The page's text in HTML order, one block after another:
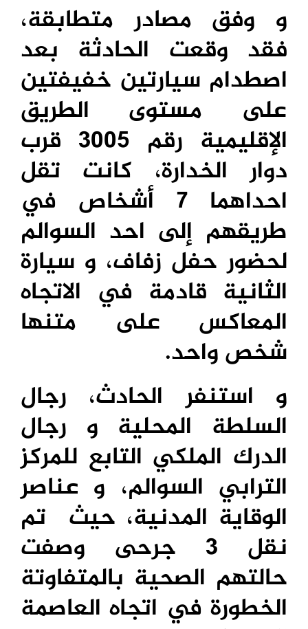
و وفق مصادر متطابقة،
فقد وقعت الحادثة بعد
اصطدام سيارتين خفيفتين
على مستوى الطريق
الإقليمية رقم 3005 قرب
دوار الخدارة، كانت تقل
احداهما 7 أشخاص في
طريقهم إلى احد السوالم
لحضور حفل زفاف، و سيارة
الثانية قادمة في الاتجاه
المعاكس على متنها
شخص واحد.
و استنفر الحادث، رجال
السلطة المحلية و رجال
الدرك الملكي التابع للمركز
الترابي السوالم، و عناصر
الوقاية المدنية، حيث تم
نقل 3 جرحى وصفت
حالتهم الصحية بالمتفاوتة
الخطورة في اتجاه العاصمة